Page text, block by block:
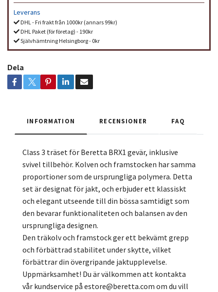
Leverans
DHL - Fri frakt från 1000kr (annars 99kr)
DHL Paket (för företag) - 190kr
Självhämtning Helsingborg - 0kr
Dela
INFORMATION RECENSIONER FAQ
Class 3 träset för Beretta BRX1 gevär, inklusive
svivel tillbehör. Kolven och framstocken har samma
proportioner som de ursprungliga polymera. Detta
set är designat för jakt, och erbjuder ett klassiskt
och elegant utseende till din bössa samtidigt som
den bevarar funktionaliteten och balansen av den
ursprungliga designen.
Den träkolv och framstock ger ett bekvämt grepp
och förbättrad stabilitet under skytte, vilket
förbättrar din övergripande jaktupplevelse.
Uppmärksamhet! Du är välkommen att kontakta
vår kundservice på estore@beretta.com om du vill